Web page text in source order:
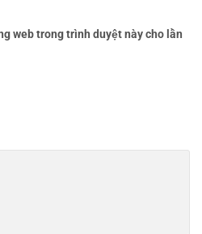
web trong trình duyệt này cho lần